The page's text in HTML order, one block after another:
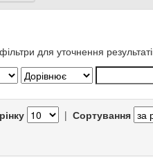
для уточнення
| Сортування